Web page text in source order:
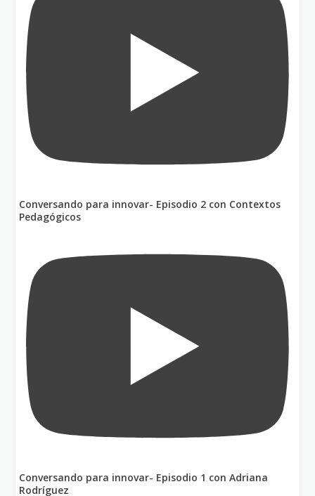
Conversando para innovar- Episodio 2 con Contextos
Pedagógicos
Conversando para innovar- Episodio 1 con Adriana
Rodríguez